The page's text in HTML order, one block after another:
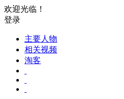
欢迎光临！
登录
主要人物
相关视频
淘客